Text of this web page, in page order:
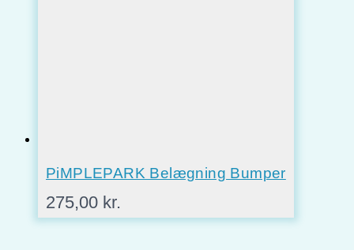
PiMPLEPARK Belægning Bumper
275,00 kr.